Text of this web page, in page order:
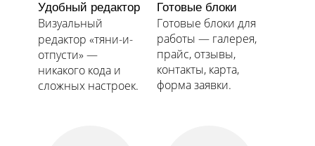
Удобный редактор
Визуальный
редактор «тяни-и-
отпусти» —
никакого кода и
сложных настроек.​​​​​​​
Готовые блоки
Готовые блоки для
работы — галерея,
прайс, отзывы,
контакты, карта,
форма заявки.​​​​​​​